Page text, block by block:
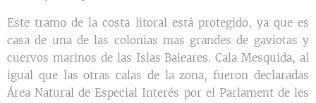
Este tramo de la costa litoral está protegido, ya que es
casa de una de las colonias mas grandes de gaviotas y
cuervos marinos de las Islas Baleares. Cala Mesquida, al
igual que las otras calas de la zona, fueron declaradas
Área Natural de Especial Interés por el Parlament de les